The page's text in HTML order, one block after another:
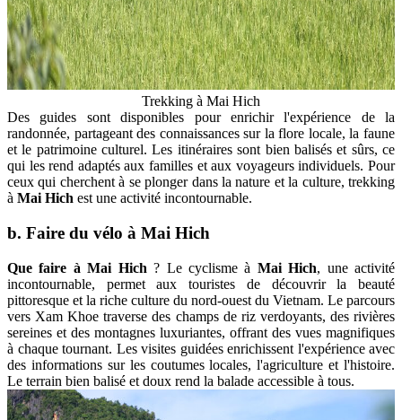
Trekking à Mai Hich
Des guides sont disponibles pour enrichir l'expérience de la
randonnée, partageant des connaissances sur la flore locale, la faune
et le patrimoine culturel. Les itinéraires sont bien balisés et sûrs, ce
qui les rend adaptés aux familles et aux voyageurs individuels. Pour
ceux qui cherchent à se plonger dans la nature et la culture, trekking
à Mai Hich est une activité incontournable.
b. Faire du vélo à Mai Hich
Que faire à Mai Hich ? Le cyclisme à Mai Hich, une activité
incontournable, permet aux touristes de découvrir la beauté
pittoresque et la riche culture du nord-ouest du Vietnam. Le parcours
vers Xam Khoe traverse des champs de riz verdoyants, des rivières
sereines et des montagnes luxuriantes, offrant des vues magnifiques
à chaque tournant. Les visites guidées enrichissent l'expérience avec
des informations sur les coutumes locales, l'agriculture et l'histoire.
Le terrain bien balisé et doux rend la balade accessible à tous.